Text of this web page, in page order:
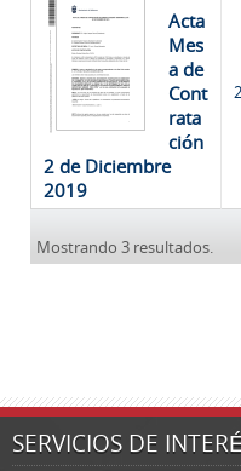
Acta
Mes
a de
Cont
rata
ción
2 de Diciembre
2019
Mostrando 3 resultados.
SERVICIOS DE